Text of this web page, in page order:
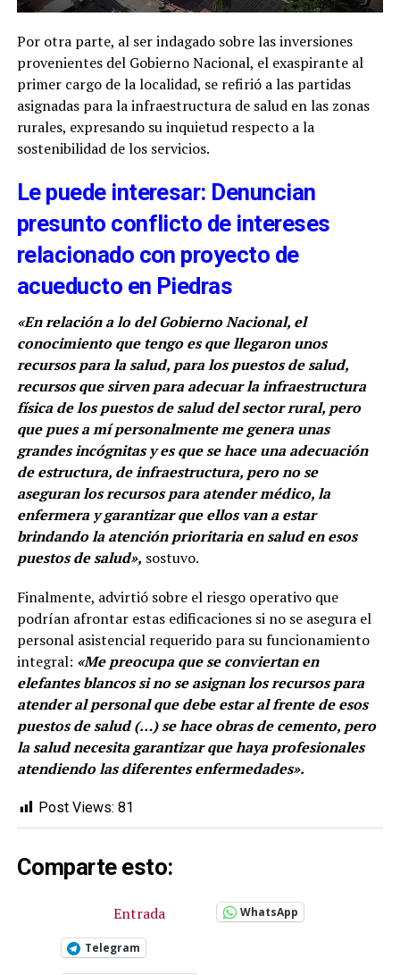
Por otra parte, al ser indagado sobre las inversiones
provenientes del Gobierno Nacional, el exaspirante al
primer cargo de la localidad, se refirió a las partidas
asignadas para la infraestructura de salud en las zonas
rurales, expresando su inquietud respecto a la
sostenibilidad de los servicios.
Le puede interesar: Denuncian
presunto conflicto de intereses
relacionado con proyecto de
acueducto en Piedras
«En relación a lo del Gobierno Nacional, el
conocimiento que tengo es que llegaron unos
recursos para la salud, para los puestos de salud,
recursos que sirven para adecuar la infraestructura
física de los puestos de salud del sector rural, pero
que pues a mí personalmente me genera unas
grandes incógnitas y es que se hace una adecuación
de estructura, de infraestructura, pero no se
aseguran los recursos para atender médico, la
enfermera y garantizar que ellos van a estar
brindando la atención prioritaria en salud en esos
puestos de salud», sostuvo.
Finalmente, advirtió sobre el riesgo operativo que
podrían afrontar estas edificaciones si no se asegura el
personal asistencial requerido para su funcionamiento
integral: «Me preocupa que se conviertan en
elefantes blancos si no se asignan los recursos para
atender al personal que debe estar al frente de esos
puestos de salud (…) se hace obras de cemento, pero
la salud necesita garantizar que haya profesionales
atendiendo las diferentes enfermedades».
Post Views: 81
Comparte esto:
Entrada WhatsApp
Telegram